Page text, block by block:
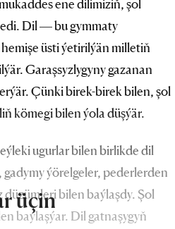
ene dilimiziň, şol
Dil — bu gymmaty
üsti ýetirilýän milletiň
Garaşsyzlygyny gazanan
Çünki birek-birek bilen, şol
kömegi bilen ýola düşýär.
ugurlar bilen birlikde dil
ýörelgeler, pederlerden
düzümleri bilen baýlaşdy. Şol
baýlaşýar. Dil gatnaşygyň
üçin